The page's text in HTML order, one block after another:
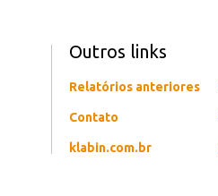
Outros links
Relatórios anteriores
Contato
klabin.com.br